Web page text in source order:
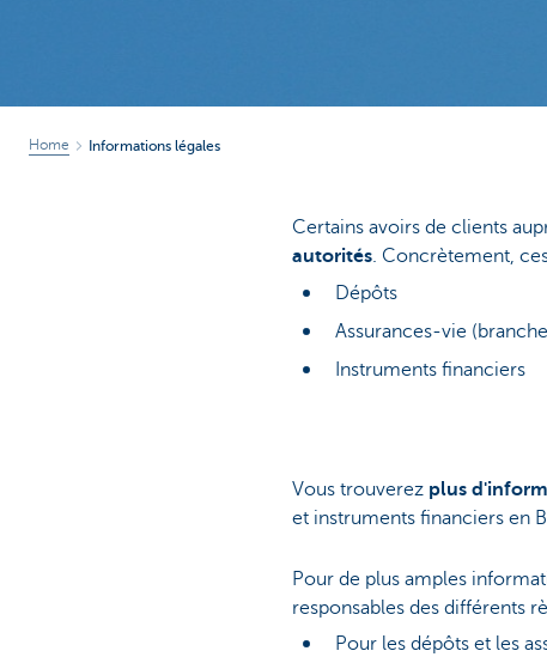
Home Informations légales
Certains avoirs de clients
autorités. Concrètement,
Dépôts
Assurances-vie
Instruments financiers
Vous trouverez plus
et instruments financiers en
Pour de plus amples
responsables des différents
Pour les dépôts et les